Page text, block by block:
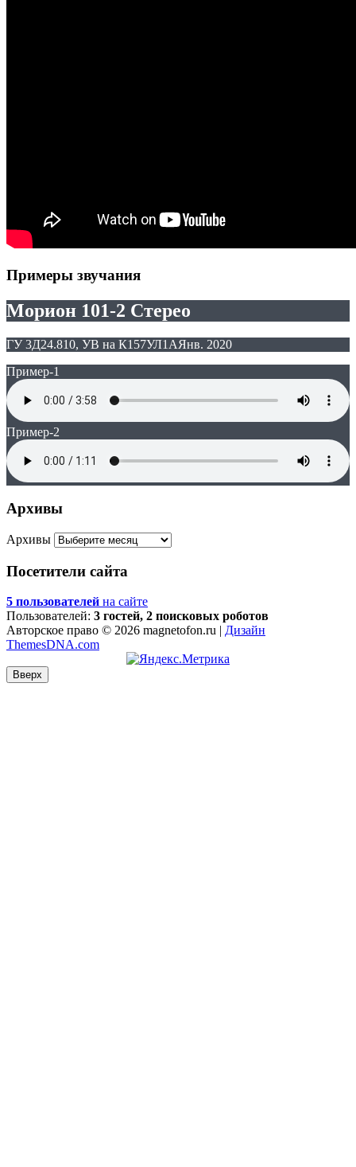
Примеры звучания
Морион 101-2 Стерео
ГУ 3Д24.810, УВ на К157УЛ1АЯнв. 2020
Пример-1
Пример-2
Архивы
Архивы
Посетители сайта
5 пользователей на сайте
Пользователей: 3 гостей, 2 поисковых роботов
Авторское право © 2026 magnetofon.ru | Дизайн
ThemesDNA.com
Вверх